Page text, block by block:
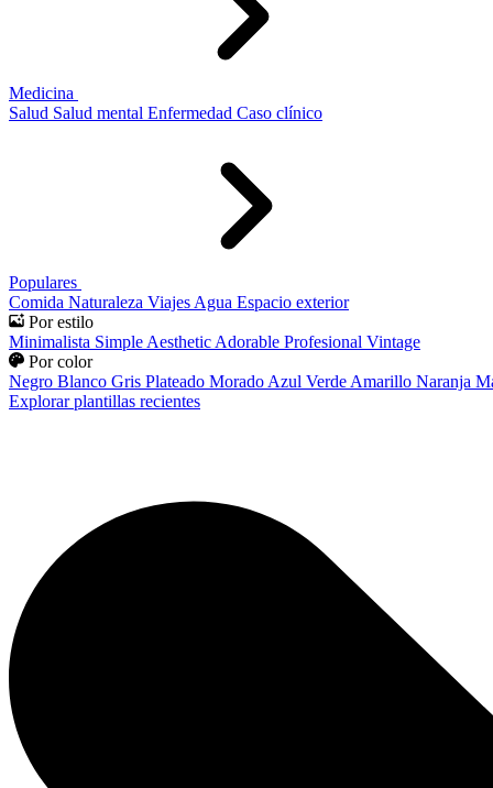
Medicina
Salud Salud mental Enfermedad Caso clínico
Populares
Comida Naturaleza Viajes Agua Espacio exterior
Por estilo
Minimalista Simple Aesthetic Adorable Profesional Vintage
Por color
Negro Blanco Gris Plateado Morado Azul Verde Amarillo Naranja
Explorar plantillas recientes